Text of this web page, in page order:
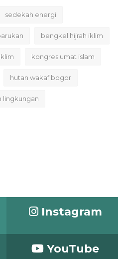
sedekah energi
bengkel hijrah iklim
kongres umat islam
hutan wakaf bogor
lingkungan
Instagram
YouTube